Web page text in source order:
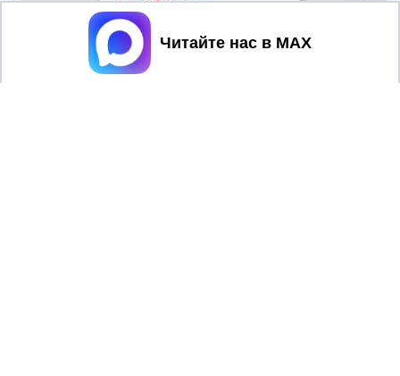
Принять